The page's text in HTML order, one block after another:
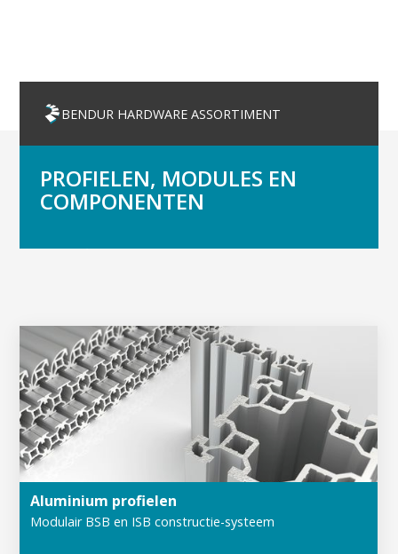
BENDUR HARDWARE ASSORTIMENT
PROFIELEN, MODULES EN
COMPONENTEN
Aluminium profielen
Modulair BSB en ISB constructie-systeem